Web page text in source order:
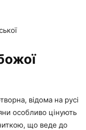
відома на русі
особливо цінують
що веде до